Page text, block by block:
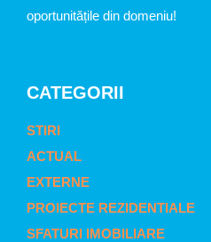
oportunitățile din domeniu!
CATEGORII
STIRI
ACTUAL
EXTERNE
PROIECTE REZIDENTIALE
SFATURI IMOBILIARE